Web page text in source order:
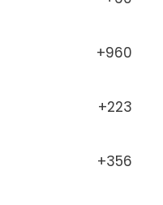
+960
+223
+356